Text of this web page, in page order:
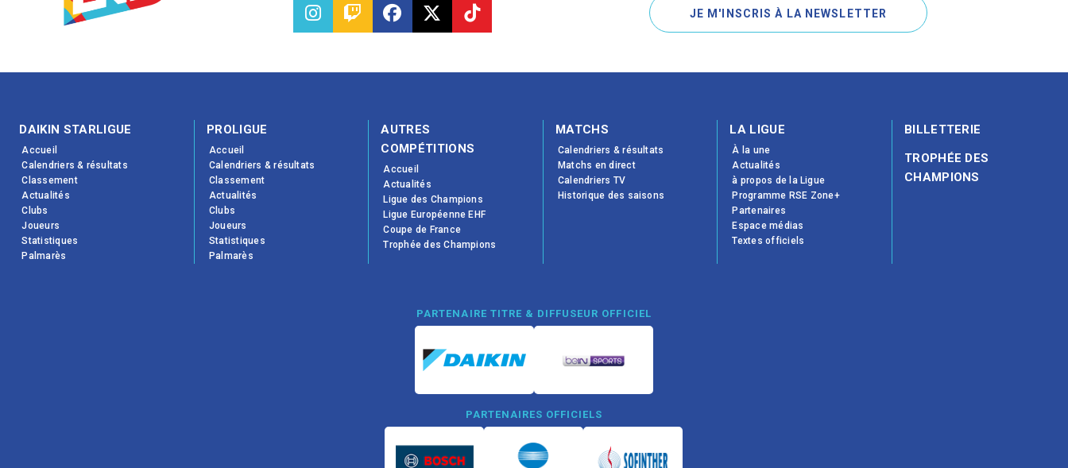
JE M'INSCRIS À LA NEWSLETTER
DAIKIN STARLIGUE
Accueil
Calendriers & résultats
Classement
Actualités
Clubs
Joueurs
Statistiques
Palmarès
PROLIGUE
Accueil
Calendriers & résultats
Classement
Actualités
Clubs
Joueurs
Statistiques
Palmarès
AUTRES
COMPÉTITIONS
Accueil
Actualités
Ligue des Champions
Ligue Européenne EHF
Coupe de France
Trophée des Champions
MATCHS
Calendriers & résultats
Matchs en direct
Calendriers TV
Historique des saisons
LA LIGUE
À la une
Actualités
à propos de la Ligue
Programme RSE Zone+
Partenaires
Espace médias
Textes officiels
BILLETTERIE
TROPHÉE DES
CHAMPIONS
PARTENAIRE TITRE & DIFFUSEUR OFFICIEL
PARTENAIRES OFFICIELS